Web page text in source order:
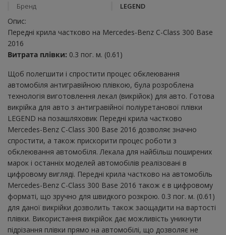
Бренд
LEGEND
Опис:
Передні крила частково на Mercedes-Benz C-Class 300 Base
2016
Витрата плівки: 0.3 пог. м. (0.61)
Щоб полегшити і спростити процес обклеювання
автомобіля антигравійною плівкою, була розроблена
технологія виготовлення лекал (викрійок) для авто. Готова
викрійка для авто з антигравійної поліуретанової плівки
LEGEND на позашляховик Передні крила частково
Mercedes-Benz C-Class 300 Base 2016 дозволяє значно
спростити, а також прискорити процес роботи з
обклеювання автомобіля. Лекала для найбільш поширених
марок і останніх моделей автомобілів реалізовані в
цифровому вигляді. Передні крила частково на автомобіль
Mercedes-Benz C-Class 300 Base 2016 також є в цифровому
форматі, що зручно для швидкого розкрою. 0.3 пог. м. (0.61)
для даної викрійки дозволить також заощадити на вартості
плівки. Використання викрійок дає можливість уникнути
підрізання плівки прямо на автомобілі, що дозволяє не